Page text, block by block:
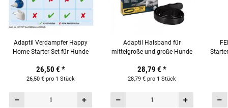
Adaptil Verdampfer Happy
Home Starter Set für Hunde
26,50 € *
26,50 € pro 1 Stück
Adaptil Halsband für
mittelgroße und große Hunde
28,79 € *
28,79 € pro 1 Stück